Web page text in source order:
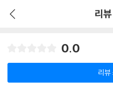
리
0.0
리뷰